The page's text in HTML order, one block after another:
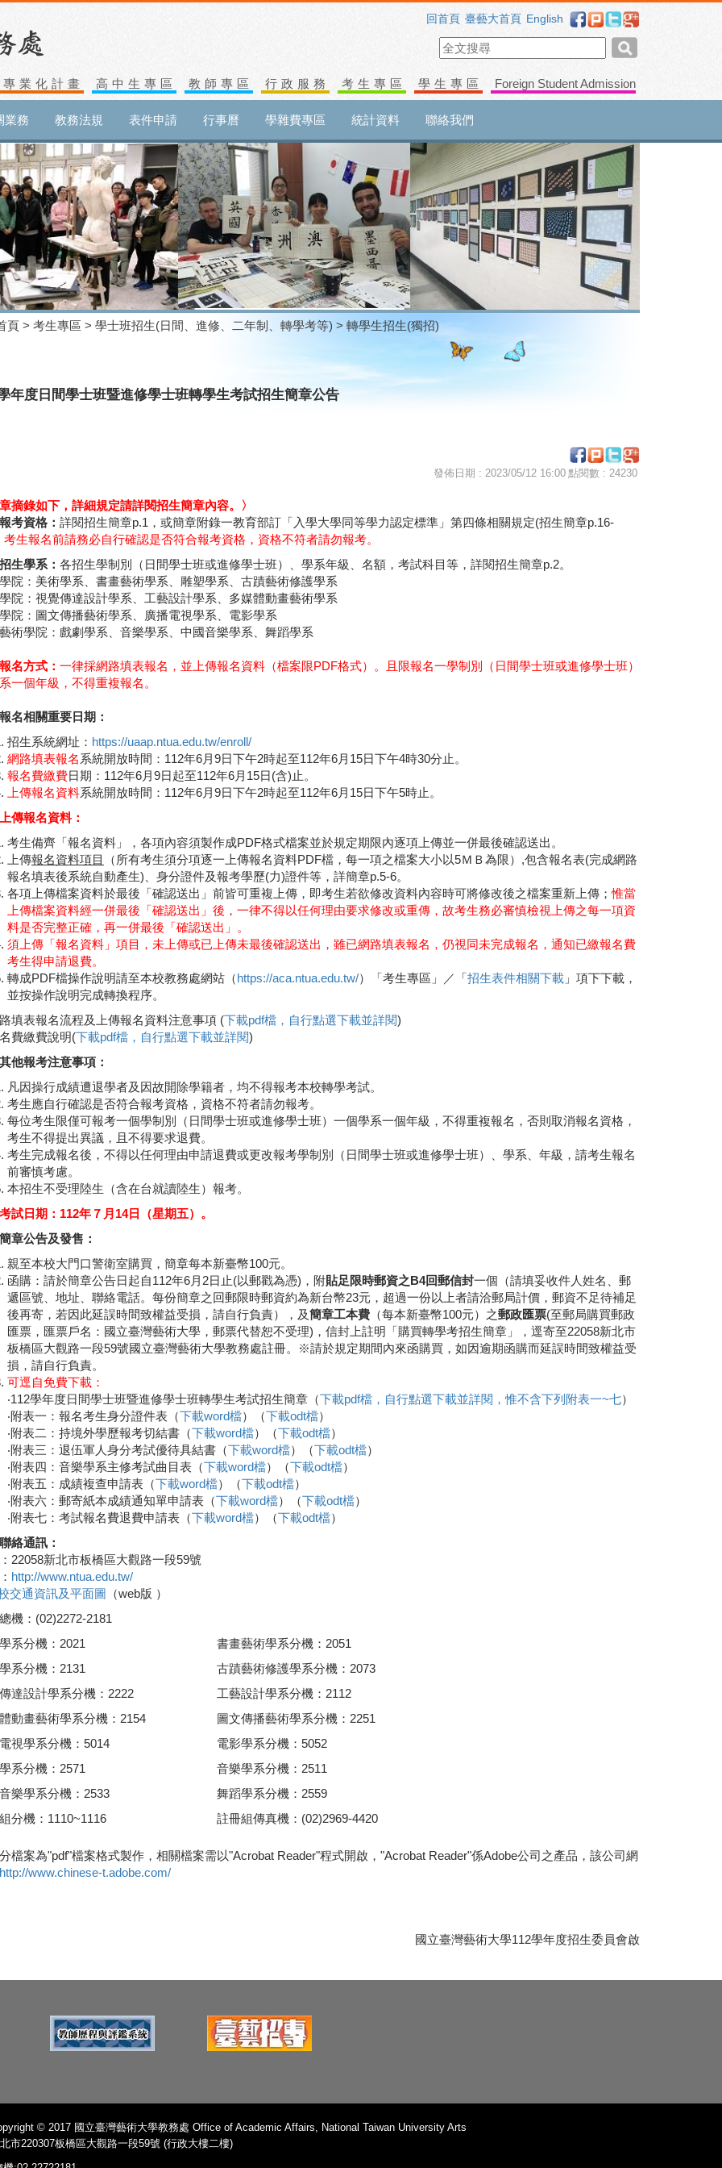
回首頁 臺藝大首頁 English
業化計畫 高中生專區 教師專區 行政服務 考生專區 學生專區 Foreign Student Admission
業務 教務法規 表件申請 行事曆 學雜費專區 統計資料 聯絡我們
頁 > 考生專區 > 學士班招生(日間、進修、二年制、轉學考等) > 轉學生招生(獨招)
年度日間學士班暨進修學士班轉學生考試招生簡章公告
發佈日期 : 2023/05/12 16:00 點閱數 : 24230
章摘錄如下，詳細規定請詳閱招生簡章內容。〉
考資格： 詳閱招生簡章p.1，或簡章附錄一教育部訂「入學大學同等學力認定標準」第四條相關規定(招生簡章p.16-
考生報名前請務必自行確認是否符合報考資格，資格不符者請勿報考。
生學系： 各招生學制別（日間學士班或進修學士班）、學系年級、名額，考試科目等，詳閱招生簡章p.2。
院：美術學系、書畫藝術學系、雕塑學系、古蹟藝術修護學系
院：視覺傳達設計學系、工藝設計學系、多媒體動畫藝術學系
院：圖文傳播藝術學系、廣播電視學系、電影學系
術學院：戲劇學系、音樂學系、中國音樂學系、舞蹈學系
名方式： 一律採網路填表報名，並上傳報名資料（檔案限PDF格式）。且限報名一學制別（日間學士班或進修學士班）
一個年級，不得重複報名。
名相關重要日期：
招生系統網址： https://uaap.ntua.edu.tw/enroll/
網路填表報名系統開放時間：112年6月9日下午2時起至112年6月15日下午4時30分止。
報名費繳費日期：112年6月9日起至112年6月15日(含)止。
上傳報名資料系統開放時間：112年6月9日下午2時起至112年6月15日下午5時止。
傳報名資料：
考生備齊「報名資料」，各項內容須製作成PDF格式檔案並於規定期限內逐項上傳並一併最後確認送出。
上傳報名資料項目
（所有考生須分項逐一上傳報名資料PDF檔，每一項之檔案大小以5ＭＢ為限）,包含報名表(完成網路
報名填表後系統自動產生)、身分證件及報考學歷(力)證件等，詳簡章p.5-6。
各項上傳檔案資料於最後「確認送出」前皆可重複上傳，即考生若欲修改資料內容時可將修改後之檔案重新上傳；惟當
上傳檔案資料經一併最後「確認送出」後，一律不得以任何理由要求修改或重傳，故考生務必審慎檢視上傳之每一項資
料是否完整正確，再一併最後「確認送出」。
須上傳「報名資料」項目，未上傳或已上傳未最後確認送出，雖已網路填表報名，仍視同未完成報名，通知已繳報名費
考生得申請退費。
轉成PDF檔操作說明請至本校教務處網站（https://aca.ntua.edu.tw/）「考生專區」／「招生表件相關下載 」項下下載，
並按操作說明完成轉換程序。
填表報名流程及上傳報名資料注意事項 (下載pdf檔，自行點選下載並詳閱)
費繳費說明(下載pdf檔，自行點選下載並詳閱)
他報考注意事項：
凡因操行成績遭退學者及因故開除學籍者，均不得報考本校轉學考試。
考生應自行確認是否符合報考資格，資格不符者請勿報考。
每位考生限僅可報考一個學制別（日間學士班或進修學士班）一個學系一個年級，不得重複報名，否則取消報名資格，
考生不得提出異議，且不得要求退費。
考生完成報名後，不得以任何理由申請退費或更改報考學制別（日間學士班或進修學士班）、學系、年級，請考生報名
前審慎考慮。
本招生不受理陸生（含在台就讀陸生）報考。
試日期：112年７月14日（星期五）。
章公告及發售：
親至本校大門口警衛室購買，簡章每本新臺幣100元。
函購：請於簡章公告日起自112年6月2日止(以郵戳為憑)，附貼足限時郵資之B4回郵信封一個（請填妥收件人姓名、郵
遞區號、地址、聯絡電話。每份簡章之回郵限時郵資約為新台幣23元，超過一份以上者請洽郵局計價，郵資不足待補足
後再寄，若因此延誤時間致權益受損，請自行負責），及簡章工本費 （每本新臺幣100元）之郵政匯票(至郵局購買郵政
匯票，匯票戶名：國立臺灣藝術大學，郵票代替恕不受理)，信封上註明「購買轉學考招生簡章」，逕寄至22058新北市
板橋區大觀路一段59號國立臺灣藝術大學教務處註冊。※請於規定期間內來函購買，如因逾期函購而延誤時間致權益受
損，請自行負責。
可逕自免費下載：
‧112學年度日間學士班暨進修學士班轉學生考試招生簡章（下載pdf檔，自行點選下載並詳閱，惟不含下列附表一~七）
‧附表一：報名考生身分證件表（下載word檔）（下載odt檔）
‧附表二：持境外學歷報考切結書（下載word檔）（下載odt檔）
‧附表三：退伍軍人身分考試優待具結書（下載word檔）（下載odt檔）
‧附表四：音樂學系主修考試曲目表（下載word檔）（下載odt檔）
‧附表五：成績複查申請表（下載word檔）（下載odt檔）
‧附表六：郵寄紙本成績通知單申請表（下載word檔）（下載odt檔）
‧附表七：考試報名費退費申請表（下載word檔）（下載odt檔）
絡通訊：
22058新北市板橋區大觀路一段59號
http://www.ntua.edu.tw/
交通資訊及平面圖 （web版 ）
機：(02)2272-2181
系分機：2021
書畫藝術學系分機：2051
系分機：2131
古蹟藝術修護學系分機：2073
達設計學系分機：2222
工藝設計學系分機：2112
動畫藝術學系分機：2154
圖文傳播藝術學系分機：2251
視學系分機：5014
電影學系分機：5052
系分機：2571
音樂學系分機：2511
樂學系分機：2533
舞蹈學系分機：2559
分機：1110~1116
註冊組傳真機：(02)2969-4420
檔案為"pdf"檔案格式製作，相關檔案需以"Acrobat Reader"程式開啟，"Acrobat Reader"係Adobe公司之產品，該公司網
http://www.chinese-t.adobe.com/
國立臺灣藝術大學112學年度招生委員會啟
© 2017 國立臺灣藝術大學教務處 Office of Academic Affairs, National Taiwan University Arts
市220307板橋區大觀路一段59號 (行政大樓二樓)